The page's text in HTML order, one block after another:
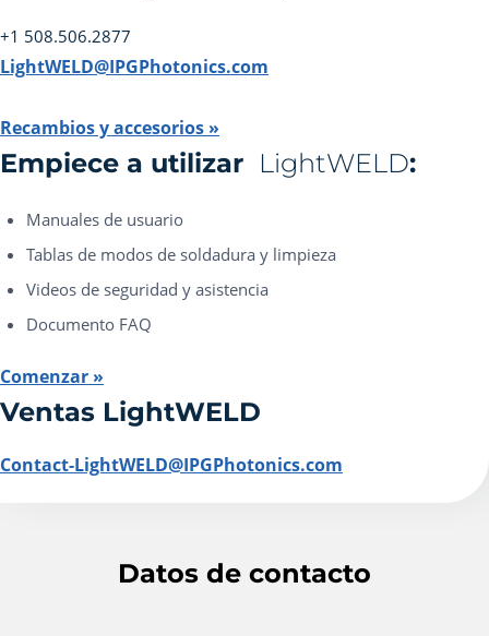
+1 508.506.2877
LightWELD@IPGPhotonics.com
Recambios y accesorios »
Empiece a utilizar LightWELD:
Manuales de usuario
Tablas de modos de soldadura y limpieza
Videos de seguridad y asistencia
Documento FAQ
Comenzar »
Ventas LightWELD
Contact-LightWELD@IPGPhotonics.com
Datos de contacto